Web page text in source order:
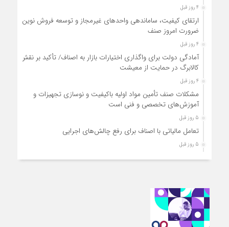
4 روز قبل
ارتقای کیفیت، ساماندهی واحدهای غیرمجاز و توسعه فروش نوین،
ضرورت امروز صنف
4 روز قبل
آمادگی دولت برای واگذاری اختیارات بازار به اصناف/ تأکید بر نقش
کالابرگ در حمایت از معیشت
4 روز قبل
مشکلات صنف تأمین مواد اولیه باکیفیت و نوسازی تجهیزات و
آموزش‌های تخصصی و فنی است
5 روز قبل
تعامل مالیاتی با اصناف برای رفع چالش‌های اجرایی
5 روز قبل
توجه به دغدغه های اصناف، کلید حل مشکلات اقتصادی کشور
واحدهای مجاز انجام شود